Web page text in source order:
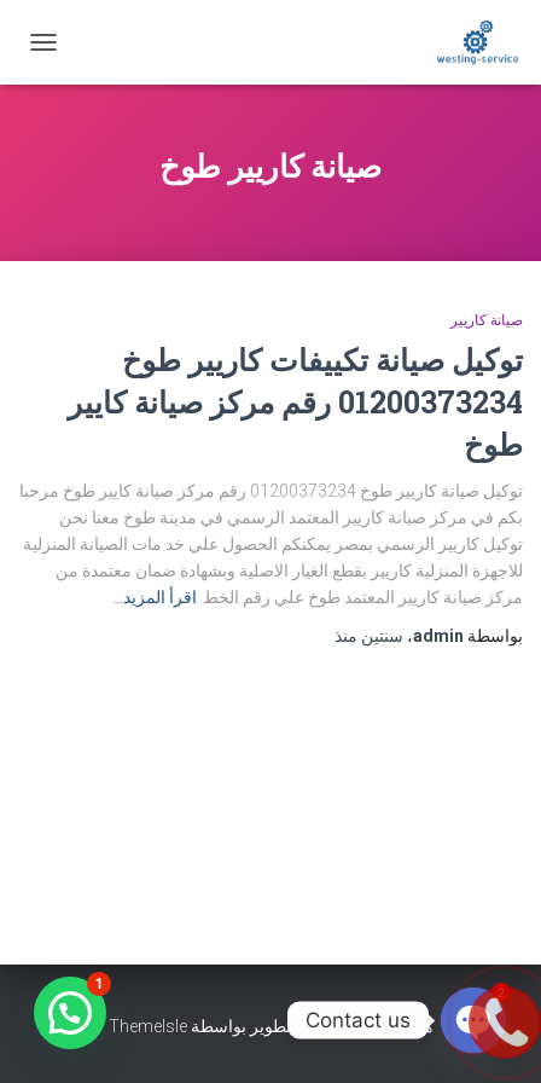
التنقل
صيانة كاريير طوخ
صيانة كاريير
توكيل صيانة تكييفات كاريير طوخ
01200373234 رقم مركز صيانة كايير
طوخ
توكيل صيانة كاريير طوخ 01200373234 رقم مركز صيانة كايير طوخ مرحبا
بكم في مركز صيانة كاريير المعتمد الرسمي في مدينة طوخ معنا نحن
توكيل كاريير الرسمي بمصر يمكنكم الحصول علي خد مات الصيانة المنزلية
للاجهزة المنزلية كاريير بقطع الغيار الاصلية وبشهادة ضمان معتمدة من
مركز صيانة كاريير المعتمد طوخ علي رقم الخط اقرأ المزيد…
بواسطة admin، سنتين منذ
هستيا (Hestia) | تّم التطوير بواسطة ThemeIsle
1
Contact us
OPEN
2